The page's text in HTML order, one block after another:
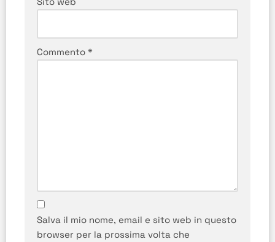
Commento *
Salva il mio nome, email e sito web in questo
browser per la prossima volta che